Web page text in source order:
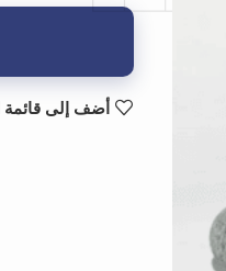
أضف إلى قائمة